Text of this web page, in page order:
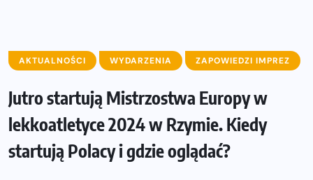
AKTUALNOŚCI WYDARZENIA ZAPOWIEDZI IMPREZ
Jutro startują Mistrzostwa Europy w
lekkoatletyce 2024 w Rzymie. Kiedy
startują Polacy i gdzie oglądać?